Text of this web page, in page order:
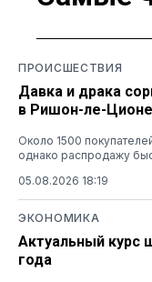
ПРОИСШЕСТВИЯ
Давка и драка
в Ришон-ле-Ционе
Около 1500
однако распродажу
05.08.2026 18:19
ЭКОНОМИКА
Актуальный курс
года